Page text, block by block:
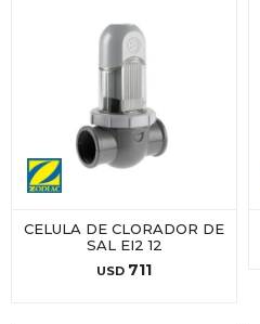
CELULA DE CLORADOR DE
SAL EI2 12
USD 711